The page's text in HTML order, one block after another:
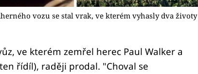
vozu se stal vrak, ve kterém vyhasly dva životy
ve kterém zemřel herec Paul Walker a
řídíl), raději prodal. "Choval se